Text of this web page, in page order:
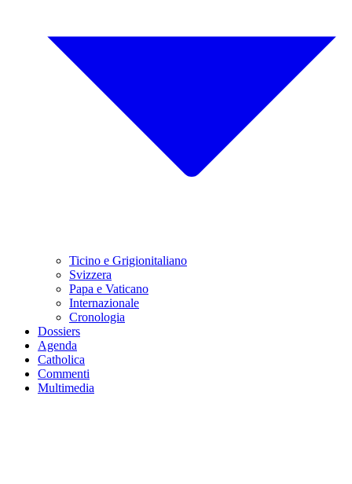
Ticino e Grigionitaliano
Svizzera
Papa e Vaticano
Internazionale
Cronologia
Dossiers
Agenda
Catholica
Commenti
Multimedia